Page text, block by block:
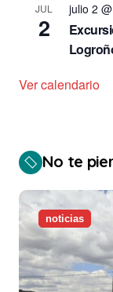
JUL
2
julio 2
Ver calendario
No te
noticias